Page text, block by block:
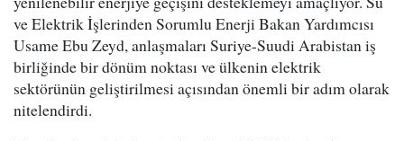
ve Elektrik İşlerinden Sorumlu Enerji Bakan Yardımcısı
Usame Ebu Zeyd, anlaşmaları Suriye-Suudi Arabistan iş
birliğinde bir dönüm noktası ve ülkenin elektrik
sektörünün geliştirilmesi açısından önemli bir adım olarak
nitelendirdi.